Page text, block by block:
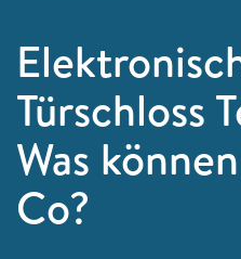
Türschloss
Was
Co?